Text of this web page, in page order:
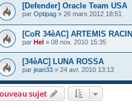
[Defender] Oracle Team USA
par Optipag » 26 mars 2012 18:51
[CoR 34èAC] ARTEMIS
par Hel » 08 nov. 2010 15:35
[34èAC] LUNA ROSSA
par jean33 » 24 avr. 2010 13:13
sujet